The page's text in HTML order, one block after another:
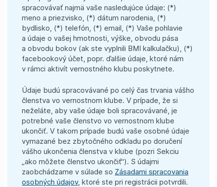
spracovávať najmä vaše nasledujúce údaje: (*)
meno a priezvisko, (*) dátum narodenia, (*)
bydlisko, (*) telefón, (*) email, (*) Vaše pohlavie
a údaje o vašej hmotnosti, výške, obvodu pása
a obvodu bokov (ak ste vyplnili BMI kalkulačku), (*)
facebookový účet, popr. ďalšie údaje, ktoré nám
v rámci aktivít vernostného klubu poskytnete.
Údaje budú spracovávané po celý čas trvania vášho
členstva vo vernostnom klube. V prípade, že si
neželáte, aby vaše údaje boli spracovávané, je
potrebné vaše členstvo vo vernostnom klube
ukončiť. V takom prípade budú vaše osobné údaje
vymazané bez zbytočného odkladu po doručení
vášho ukončenia členstva v klube (pozri Sekciu
„ako môžete členstvo ukončiť“). S údajmi
zaobchádzame v súlade so Zásadami spracovania
osobných údajov, ktoré ste pri registrácii potvrdili.